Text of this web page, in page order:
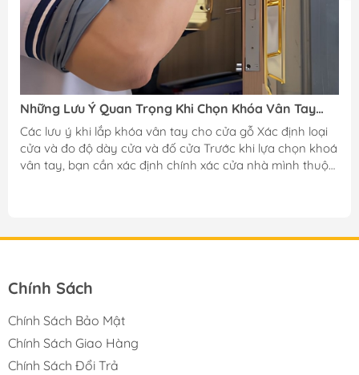
Những Lưu Ý Quan Trọng Khi Chọn Khóa Vân Tay
Cửa Gỗ
Các lưu ý khi lắp khóa vân tay cho cửa gỗ Xác định loại
cửa và đo độ dày cửa và đố cửa Trước khi lựa chọn khoá
vân tay, bạn cần xác định chính xác cửa nhà mình thuộc
Chính Sách
Chính Sách Bảo Mật
Chính Sách Giao Hàng
Chính Sách Đổi Trả